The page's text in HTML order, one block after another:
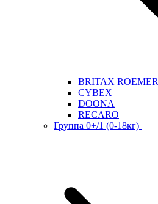
BRITAX ROEMER
CYBEX
DOONA
RECARO
Группа 0+/1 (0-18кг)